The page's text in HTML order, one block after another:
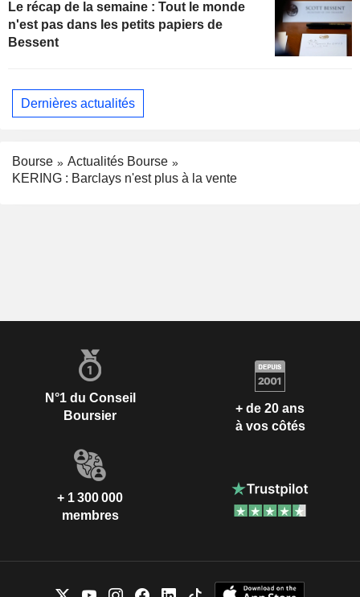
Le récap de la semaine : Tout le monde
n'est pas dans les petits papiers de
Bessent
Dernières actualités
Bourse
Actualités Bourse
KERING : Barclays n'est plus à la vente
N°1 du Conseil
Boursier
+ de 20 ans
à vos côtés
+ 1 300 000
membres